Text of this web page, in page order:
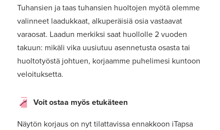
Tuhansien ja taas tuhansien huoltojen myötä olemme
valinneet laadukkaat, alkuperäisiä osia vastaavat
varaosat. Laadun merkiksi saat huollolle 2 vuoden
takuun: mikäli vika uusiutuu asennetusta osasta tai
huoltotyöstä johtuen, korjaamme puhelimesi kuntoon
veloituksetta.
Voit ostaa myös etukäteen
Näytön korjaus on nyt tilattavissa ennakkoon iTapsa